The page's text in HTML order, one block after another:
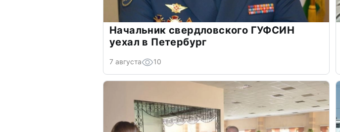
Начальник свердловского ГУФСИН
уехал в Петербург
7 августа 10